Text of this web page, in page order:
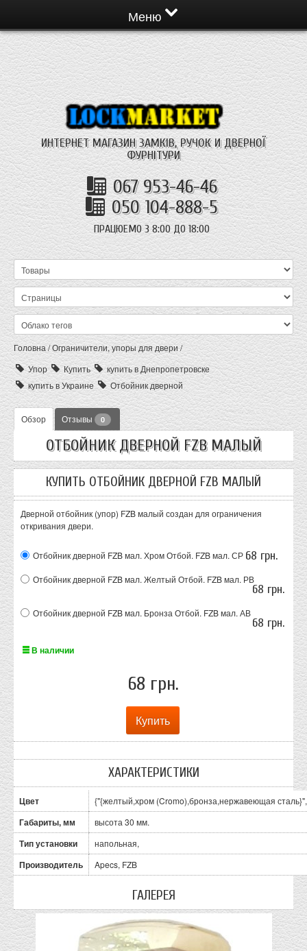
Меню
ИНТЕРНЕТ МАГАЗИН ЗАМКІВ, РУЧОК И ДВЕРНОЇ
ФУРНІТУРИ
067 953-46-46
050 104-888-5
ПРАЦЮЕМО З 8:00 ДО 18:00
Головна/Ограничители, упоры для двери/
Упор
Купить
купить в Днепропетровске
купить в Украине
Отбойник дверной
Обзор Отзывы 0
ОТБОЙНИК ДВЕРНОЙ FZB МАЛЫЙ
КУПИТЬ ОТБОЙНИК ДВЕРНОЙ FZB МАЛЫЙ
Дверной отбойник (упор) FZB малый создан для ограничения
откривания двери.
Отбойник дверной FZB мал. ХромОтбой. FZB мал. СР 68 грн.
Отбойник дверной FZB мал. Желтый Отбой. FZB мал. РВ
68 грн.
Отбойник дверной FZB мал. Бронза Отбой. FZB мал. АВ
68 грн.
В наличии
68 грн.
ХАРАКТЕРИСТИКИ
Цвет {"{желтый,хром (Cromo),бронза,нержавеющая
Габариты, мм высота 30 мм.
Тип установки напольная,
Производитель Apecs, FZB
ГАЛЕРЕЯ